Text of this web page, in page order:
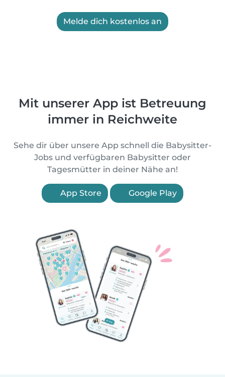
Melde dich kostenlos an
Mit unserer App ist Betreuung
immer in Reichweite
Sehe dir über unsere App schnell die Babysitter-
Jobs und verfügbaren Babysitter oder
Tagesmütter in deiner Nähe an!
App Store Google Play